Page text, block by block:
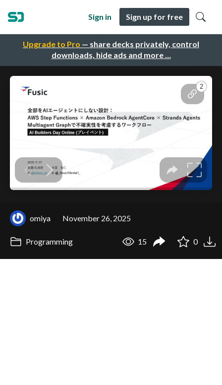
Upgrade to Pro — share decks privately, control
downloads, hide ads and more …
Sign in Sign up for free
omiya November 26, 2025
Programming 15 0